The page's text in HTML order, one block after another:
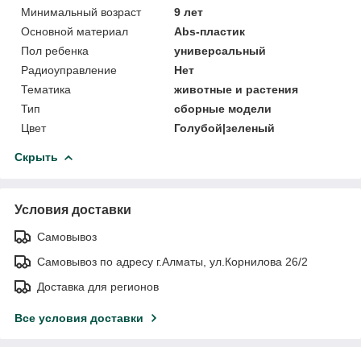
Минимальный возраст
9 лет
Основной материал
Abs-пластик
Пол ребенка
универсальный
Радиоуправление
Нет
Тематика
животные и растения
Тип
сборные модели
Цвет
Голубой|зеленый
Скрыть
Условия доставки
Самовывоз
Самовывоз по адресу г.Алматы, ул.Корнилова 26/2
Доставка для регионов
Все условия доставки